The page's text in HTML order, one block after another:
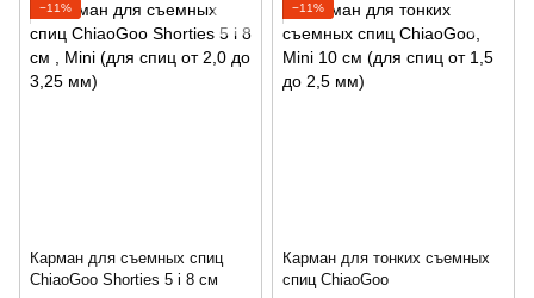
−11%
Карман для съемных спиц
ChiaoGoo Shorties 5 і 8 см
−11%
Карман для тонких съемных
спиц ChiaoGoo